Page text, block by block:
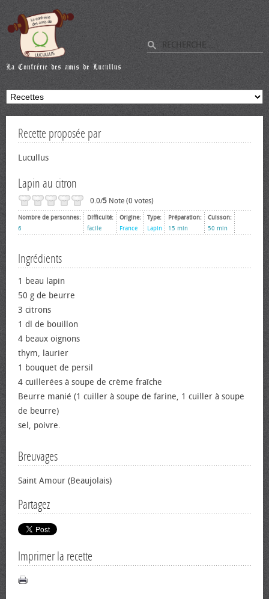
Recette proposée par
Lucullus
Lapin au citron
0.0/5 Note (0 votes)
Nombre de personnes:
6
Difficulté:
facile
Origine:
France
Type:
Lapin
Préparation:
15 min
Cuisson:
50 min
Ingrédients
1 beau lapin
50 g de beurre
3 citrons
1 dl de bouillon
4 beaux oignons
thym, laurier
1 bouquet de persil
4 cuillerées à soupe de crème fraîche
Beurre manié (1 cuiller à soupe de farine, 1 cuiller à soupe
de beurre)
sel, poivre.
Breuvages
Saint Amour (Beaujolais)
Partagez
Imprimer la recette